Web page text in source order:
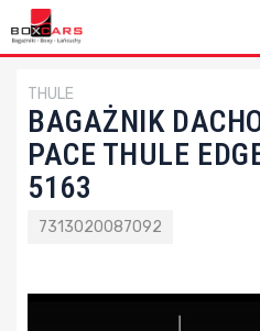
THULE
BAGAŻNIK
PACE THULE
5163
7313020087092